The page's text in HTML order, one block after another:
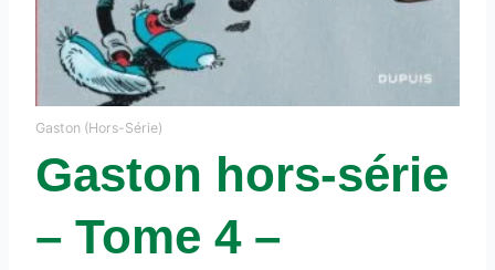
Gaston (Hors-Série)
Gaston hors-série
– Tome 4 –